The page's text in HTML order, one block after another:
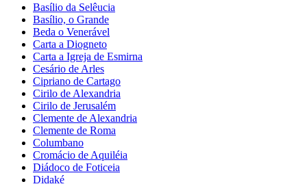
Basílio da Selêucia
Basílio, o Grande
Beda o Venerável
Carta a Diogneto
Carta a Igreja de Esmirna
Cesário de Arles
Cipriano de Cartago
Cirilo de Alexandria
Cirilo de Jerusalém
Clemente de Alexandria
Clemente de Roma
Columbano
Cromácio de Aquiléia
Diádoco de Foticeia
Didaké